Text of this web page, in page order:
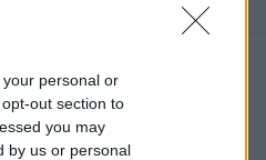
personal or
out section to
you may
by us or personal